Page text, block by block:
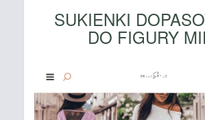
SUKIENKI
DO FIGURY